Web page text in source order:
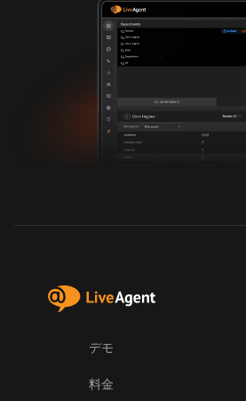
デモ
料金